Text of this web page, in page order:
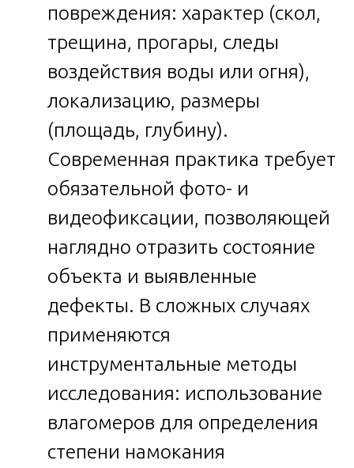
повреждения: характер (скол,
трещина, прогары, следы
воздействия воды или огня),
локализацию, размеры
(площадь, глубину).
Современная практика требует
обязательной фото- и
видеофиксации, позволяющей
наглядно отразить состояние
объекта и выявленные
дефекты. В сложных случаях
применяются
инструментальные методы
исследования: использование
влагомеров для определения
степени намокания